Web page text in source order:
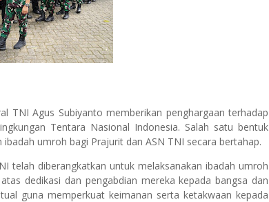
TNI Agus Subiyanto memberikan penghargaan terhadap
Tentara Nasional Indonesia. Salah satu bentuk
umroh bagi Prajurit dan ASN TNI secara bertahap.
telah diberangkatkan untuk melaksanakan ibadah umroh
dedikasi dan pengabdian mereka kepada bangsa dan
guna memperkuat keimanan serta ketakwaan kepada